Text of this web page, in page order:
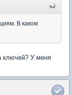
В каком
ключей? У меня